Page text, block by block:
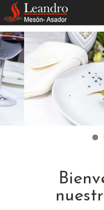
Skip to main content